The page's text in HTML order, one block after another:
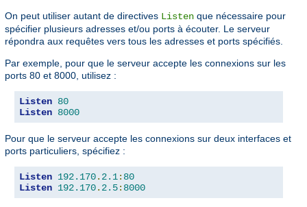
On peut utiliser autant de directives Listen que nécessaire pour
spécifier plusieurs adresses et/ou ports à écouter. Le serveur
répondra aux requêtes vers tous les adresses et ports spécifiés.
Par exemple, pour que le serveur accepte les connexions sur les
ports 80 et 8000, utilisez :
Listen 80
Listen 8000
Pour que le serveur accepte les connexions sur deux interfaces et
ports particuliers, spécifiez :
Listen 192.170. 2.1: 80
Listen 192.170. 2.5: 8000